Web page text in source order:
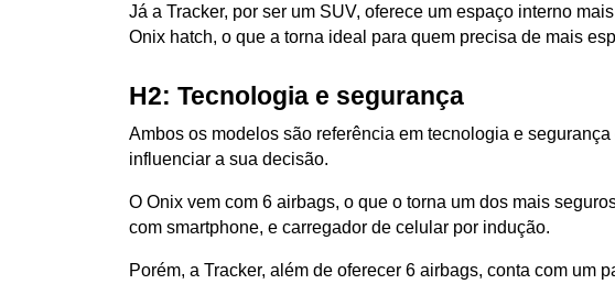
Já a Tracker, por ser um SUV, oferece um espaço interno
Onix hatch, o que a torna ideal para quem precisa de mais
H2: Tecnologia e segurança
Ambos os modelos são referência em tecnologia e
influenciar a sua decisão.
O Onix vem com 6 airbags, o que o torna um dos mais
com smartphone, e carregador de celular por indução.
Porém, a Tracker, além de oferecer 6 airbags, conta com